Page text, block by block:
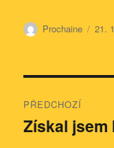
Autor:
Prochaine 21.
pro
PŘEDCHOZÍ
Předchozí
Získal